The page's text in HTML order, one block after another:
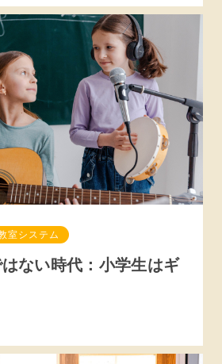
室システム
ない時代：小学生はギ